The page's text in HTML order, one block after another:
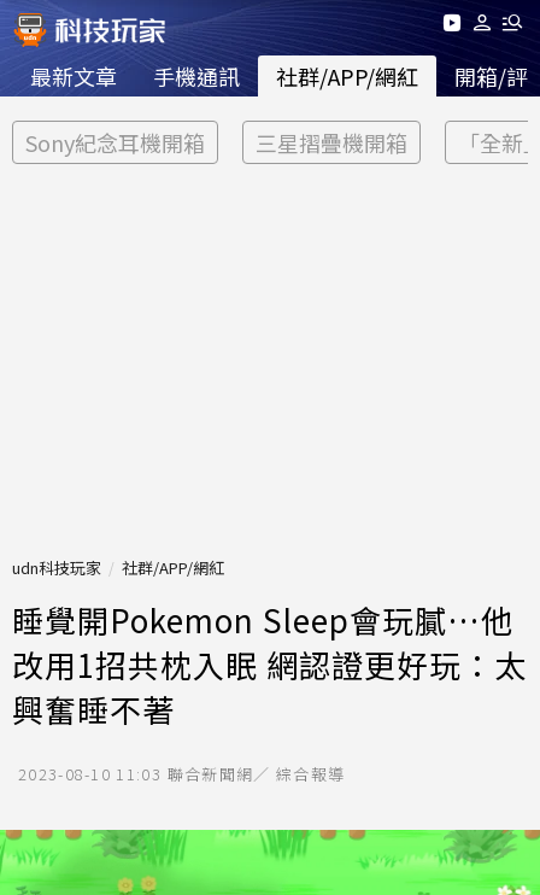
最新文章 手機通訊 社群/APP/網紅 開箱/評
Sony紀念耳機開箱 三星摺疊機開箱 「全新
udn科技玩家 社群/APP/網紅
睡覺開Pokemon Sleep會玩膩…他
改用1招共枕入眠 網認證更好玩：太
興奮睡不著
2023-08-10 11:03 聯合新聞網／ 綜合報導